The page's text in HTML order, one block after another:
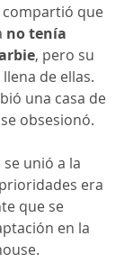
compartió que
no tenía
, pero su
de ellas.
una casa de
obsesionó.
unió a la
era
que se
en la